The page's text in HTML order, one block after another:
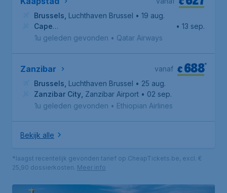
Brussels Luchthaven Brussel • 19 aug.
Cape
Town, Cape Town International Airport
• 13 sep.
1u geleden gevonden • Qatar Airways
Zanzibar €688*
vanaf
Brussels Luchthaven Brussel • 25 aug.
Zanzibar City Zanzibar Airport • 02 sep.
1u geleden gevonden • Ethiopian Airlines
Bekijk alle
*laagst recentelijk gevonden tarief op CheapTickets.be, excl. €
25,90 dossierkosten. Meer info